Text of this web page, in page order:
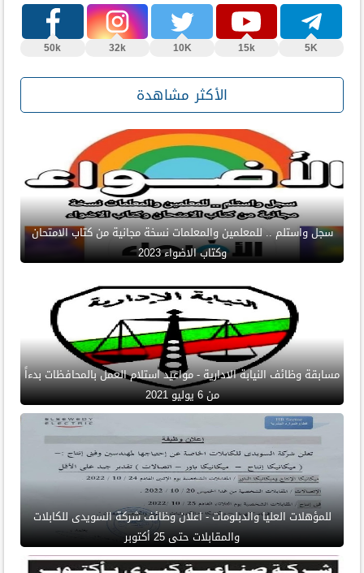
5K
15k
10K
32k
50k
الأكثر مشاهدة
سجل واستلم .. للمعلمين والمعلمات نسخة مجانية من كتاب الامتحان
وكتاب الاضواء 2023
مسابقة وظائف النيابة الادارية - مواعيد استلام العمل بالمحافظات بدءاً
من 6 يوليو 2021
للمؤهلات العليا والدبلومات - اعلان وظائف شركة السويدى للكابلات
والمقابلات حتى 25 أكتوبر